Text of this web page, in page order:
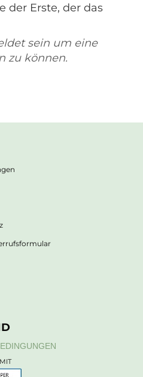
der Erste, der das
sein um eine
zu können.